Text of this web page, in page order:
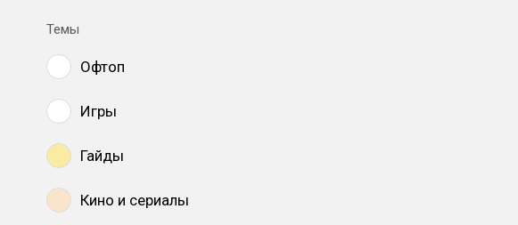
Темы
Офтоп
Игры
Гайды
Кино и сериалы